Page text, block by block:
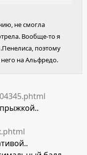
не смогла
Вообще-то я
поэтому
на Альфредо.